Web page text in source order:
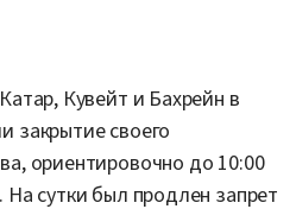
Кувейт и Бахрейн в
закрытие своего
ориентировочно до 10:00
сутки был продлен запрет